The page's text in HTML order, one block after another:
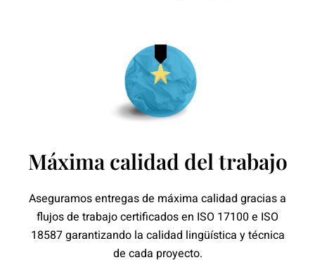
Máxima calidad del trabajo
Aseguramos entregas de máxima calidad gracias a
flujos de trabajo certificados en ISO 17100 e ISO
18587 garantizando la calidad lingüística y técnica
de cada proyecto.